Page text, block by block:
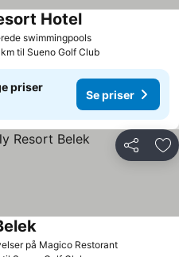
swimmingpoolsSe priser
HotelSe priser
km til Sueno Golf Club
priser
Se priser
Del
på Magico RestorantSe priser
Se priser